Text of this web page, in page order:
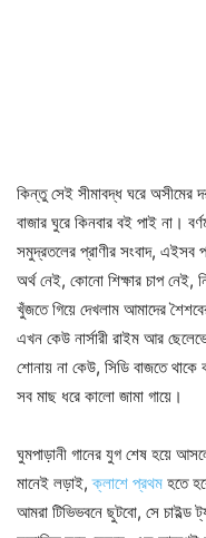
কিন্তু সেই সীমাবদ্ধ ঘরে অসীমের
বাজার ঘুরে কিনবার বই পাই না।
সমুদ্রতলের প্রাণীর সংবাদ,
অর্থ নেই, কোনো শিক্ষার চাপ নেই,
খুঁজতে গিয়ে দেখলাম আমাদের
এখন কেউ নার্সারী রাইম আর
শোনায় না কেউ, সিডি বাজতে থাকে
সব মাছ ধরে কালো জামা গায়ে।
ঘুমপাড়ানী গানের যুগ শেষ হয়ে
মানেই লড়াই,ক্লাশে প্রথম হতে
আমরা টিভিভবনে ছুটবো, সে চাইল্ড